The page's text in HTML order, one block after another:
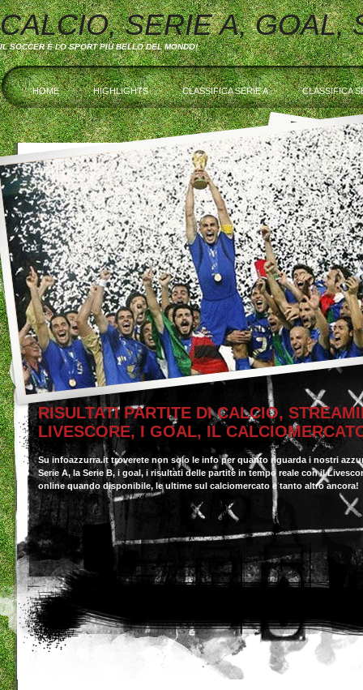
CALCIO, SERIE A, GOAL,
IL SOCCER È LO SPORT PIÙ BELLO DEL MONDO!
HOME HIGHLIGHTS CLASSIFICA SERIE A CLASSIFICA
RISULTATI PARTITE DI CALCIO,
LIVESCORE, I GOAL, IL
Su infoazzurra.it troverete non solo le info per quanto riguarda i nostri
Serie A, la Serie B, i goal, i risultati delle partite in tempo reale con il
online quando disponibile, le ultime sul calciomercato e tanto altro ancora!